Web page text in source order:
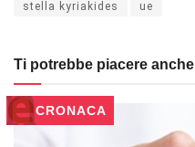
stella kyriakides ue
Ti potrebbe piacere anche
CRONACA